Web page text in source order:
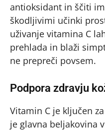
antioksidant in ščiti
škodljivimi učinki
uživanje vitamina C
prehlada in blaži
ne prepreči povsem.
Podpora zdravju
Vitamin C je ključen
je glavna beljakovina